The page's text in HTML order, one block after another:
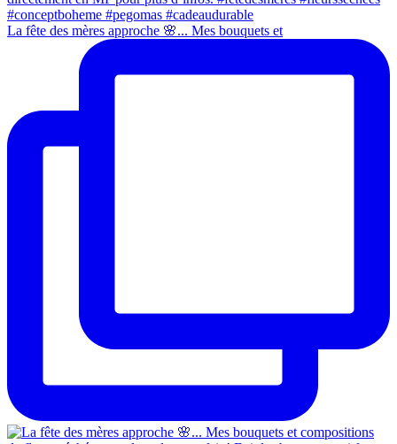
La fête des mères approche 🌸... Mes bouquets et